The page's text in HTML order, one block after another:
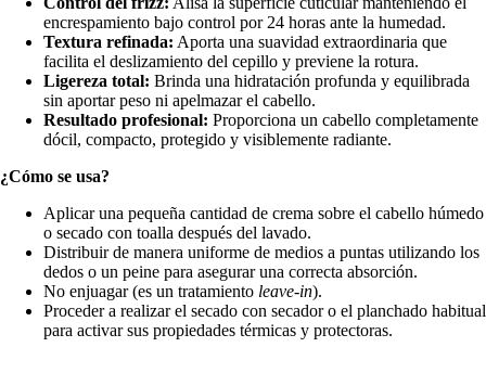
imagen
pantalla
completa
imagen
pantalla
completa
imagen
pantalla
completa
imagen
pantalla
completa
imagen
pantalla
completa
imagen
pantalla
completa
encrespamiento bajo control por 24 horas ante la humedad.
Textura refinada: Aporta una suavidad extraordinaria que
facilita el deslizamiento del cepillo y previene la rotura.
Ligereza total: Brinda una hidratación profunda y equilibrada
sin aportar peso ni apelmazar el cabello.
Resultado profesional: Proporciona un cabello completamente
dócil, compacto, protegido y visiblemente radiante.
¿Cómo se usa?
Aplicar una pequeña cantidad de crema sobre el cabello húmedo
o secado con toalla después del lavado.
Distribuir de manera uniforme de medios a puntas utilizando los
dedos o un peine para asegurar una correcta absorción.
No enjuagar (es un tratamiento leave-in).
Proceder a realizar el secado con secador o el planchado habitual
para activar sus propiedades térmicas y protectoras.